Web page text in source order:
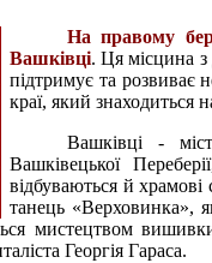
На правому
Вашківці. Ця місцина з
підтримує та розвиває
краї, який знаходиться
Вашківці -
Вашківецької
відбуваються й
танець «Верховинка»,
мистецтвом
Георгія Гараса.